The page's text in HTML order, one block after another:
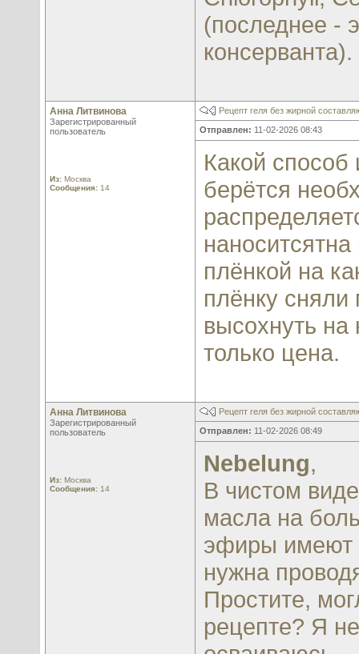
(последнее -
консерванта).
Анна Литвинова
Зарегистрированный
пользователь
Из: Москва
Сообщения: 14
Рецепт геля без жирной
Отправлен: 11-02-2026 08:43
Какой способ
берётся
плёнкой на
плёнку сняли
высохнуть на
только цена.
Анна Литвинова
Зарегистрированный
пользователь
Из: Москва
Сообщения: 14
Рецепт геля без жирной
Отправлен: 11-02-2026 08:49
Nebelung,
В чистом
масла на
эфиры имеют
нужна
Простите,
рецепте? Я